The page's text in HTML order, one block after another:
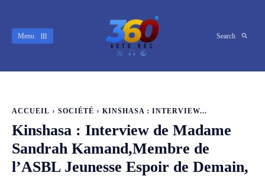
Menu Search
ACCUEIL SOCIÉTÉ KINSHASA : INTERVIEW...
Kinshasa : Interview de Madame
Sandrah Kamand,Membre de
l’ASBL Jeunesse Espoir de Demain,